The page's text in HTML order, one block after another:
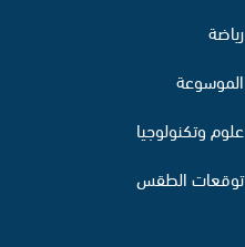
رياضة
الموسوعة
علوم وتكنولوجيا
توقعات الطقس